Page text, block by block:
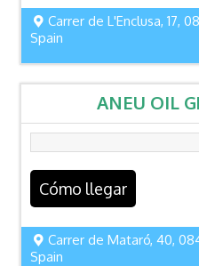
Carrer de L'Enclusa, 17,
Spain
ANEU OIL
Cómo llegar
Carrer de Mataró, 40,
Spain